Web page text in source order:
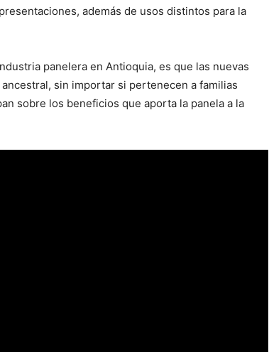
además de usos distintos para la
panelera en Antioquia, es que las nuevas
sin importar si pertenecen a familias
sobre los beneficios que aporta la panela a la